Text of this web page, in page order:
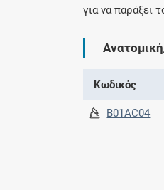
για να παράξει
Κωδικός
B01AC04